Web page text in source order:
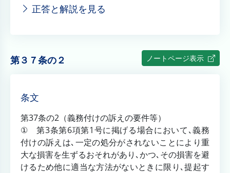
正答と解説を見る
第３７条の２ ノートページ表示
条文
第37条の2（義務付けの訴えの要件等）
① 第3条第6項第1号に掲げる場合において､義務
付けの訴えは､一定の処分がされないことにより重
大な損害を生ずるおそれがあり､かつ､その損害を避
けるため他に適当な方法がないときに限り､提起す